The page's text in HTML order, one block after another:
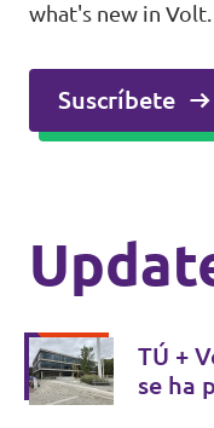
what's new in Volt.
Suscríbete
TÚ +
se ha